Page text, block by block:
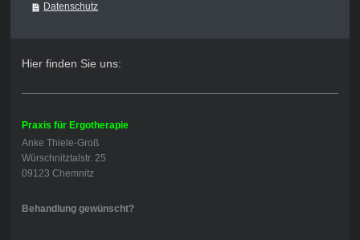
Datenschutz
Hier finden Sie uns:
Praxis für Ergotherapie
Anke Thiele-Groß
Würschnitztalstr. 25
09123 Chemnitz
Behandlung gewünscht?